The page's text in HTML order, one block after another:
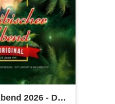
2026 - Das